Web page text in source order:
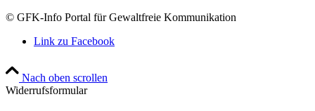
© GFK-Info Portal für Gewaltfreie Kommunikation
Link zu Facebook
Nach oben scrollen
Widerrufsformular